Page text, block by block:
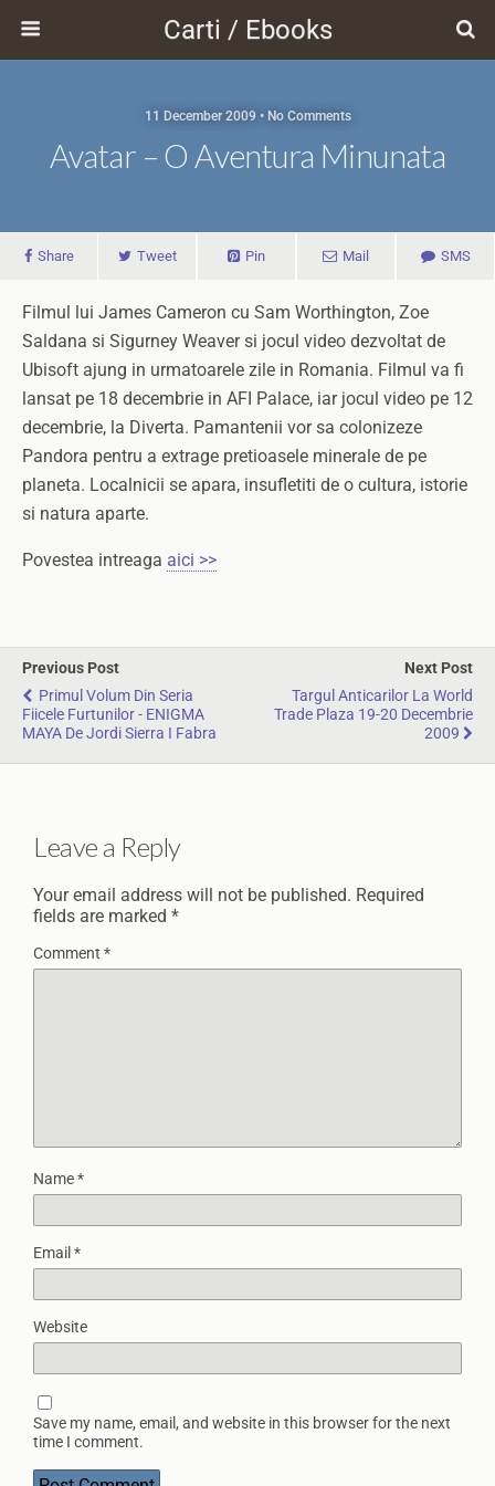
Carti / Ebooks
11 December 2009 • No Comments
Avatar – O Aventura Minunata
Share Tweet Pin Mail SMS
Filmul lui James Cameron cu Sam Worthington, Zoe
Saldana si Sigurney Weaver si jocul video dezvoltat de
Ubisoft ajung in urmatoarele zile in Romania. Filmul va fi
lansat pe 18 decembrie in AFI Palace, iar jocul video pe 12
decembrie, la Diverta. Pamantenii vor sa colonizeze
Pandora pentru a extrage pretioasele minerale de pe
planeta. Localnicii se apara, insufletiti de o cultura, istorie
si natura aparte.
Povestea intreaga aici >>
Previous Post
Primul Volum Din Seria
Fiicele Furtunilor - ENIGMA
MAYA De Jordi Sierra I Fabra
Next Post
Targul Anticarilor La World
Trade Plaza 19-20 Decembrie
2009
Leave a Reply
Your email address will not be published. Required
fields are marked *
Comment *
Name*
Email *
Website
Save my name, email, and website in this browser for the next
time I comment.